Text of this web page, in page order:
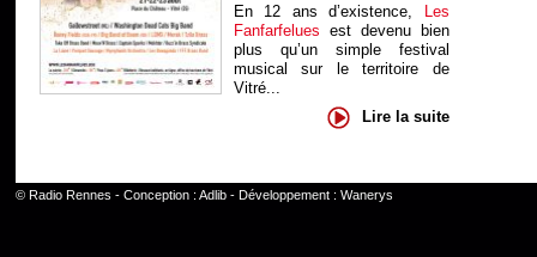
En 12 ans d’existence, Les
Fanfarfelues est devenu bien
plus qu’un simple festival
musical sur le territoire de
Vitré...
Lire la suite
© Radio Rennes - Conception : Adlib- Développement : Wanerys